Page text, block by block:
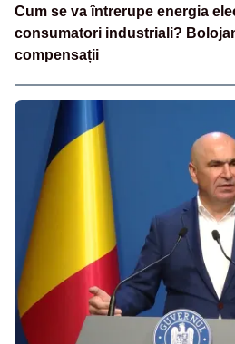
Cum se va întrerupe energia
consumatori industriali?
compensații